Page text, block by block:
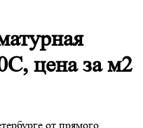
цена за м2
от прямого